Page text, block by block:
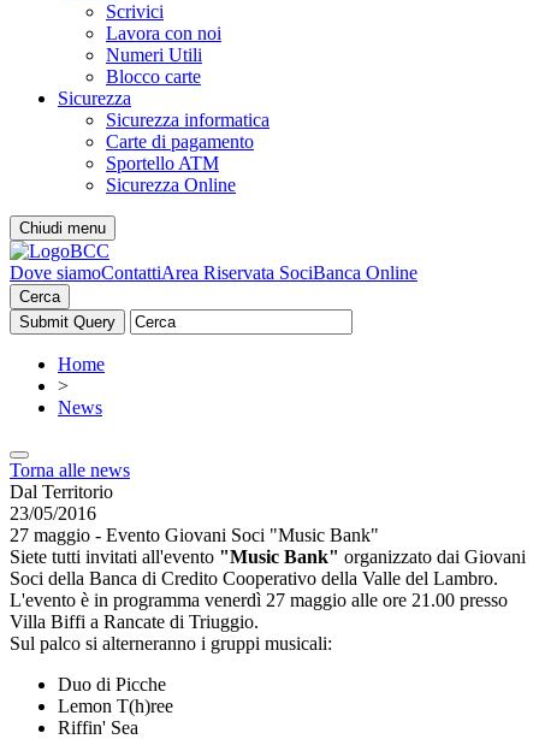
Scrivici
Lavora con noi
Numeri Utili
Blocco carte
Sicurezza
Sicurezza informatica
Carte di pagamento
Sportello ATM
Sicurezza Online
Chiudi menu
Dove siamoContattiArea Riservata SociBanca Online
Cerca
Home
>
News
Torna alle news
Dal Territorio
23/05/2016
27 maggio - Evento Giovani Soci "Music Bank"
Siete tutti invitati all'evento "Music Bank" organizzato dai Giovani
Soci della Banca di Credito Cooperativo della Valle del Lambro.
L'evento è in programma venerdì 27 maggio alle ore 21.00 presso
Villa Biffi a Rancate di Triuggio.
Sul palco si alterneranno i gruppi musicali:
Duo di Picche
Lemon T(h)ree
Riffin' Sea